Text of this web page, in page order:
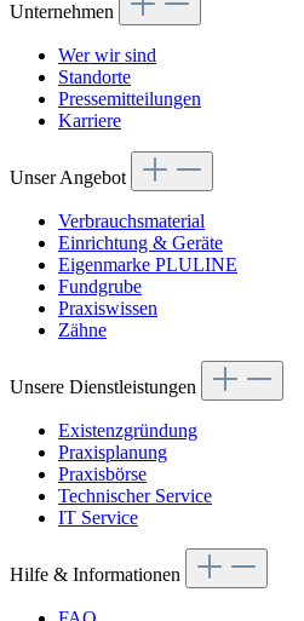
Unternehmen
Wer wir sind
Standorte
Pressemitteilungen
Karriere
Unser Angebot
Verbrauchsmaterial
Einrichtung & Geräte
Eigenmarke PLULINE
Fundgrube
Praxiswissen
Zähne
Unsere Dienstleistungen
Existenzgründung
Praxisplanung
Praxisbörse
Technischer Service
IT Service
Hilfe & Informationen